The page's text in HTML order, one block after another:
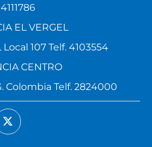
4111786
EL VERGEL
Local 107 Telf. 4103554
CENTRO
Colombia Telf. 2824000